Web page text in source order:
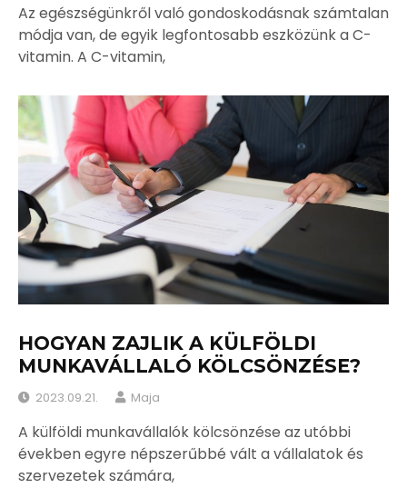
Az egészségünkről való gondoskodásnak számtalan
módja van, de egyik legfontosabb eszközünk a C-
vitamin. A C-vitamin,
HOGYAN ZAJLIK A KÜLFÖLDI
MUNKAVÁLLALÓ KÖLCSÖNZÉSE?
2023.09.21. Maja
A külföldi munkavállalók kölcsönzése az utóbbi
években egyre népszerűbbé vált a vállalatok és
szervezetek számára,